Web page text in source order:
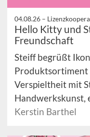
04.08.26 –
Hello Kitty und
Freundschaft
Steiff begrüßt
Verspieltheit mit
Handwerkskunst,
Kerstin Barthel